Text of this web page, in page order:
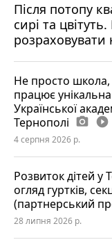
Після потопу
сирі та
розраховувати
Не просто школа,
працює
Української
Тернополі photo_camera play_circle_filled
4 серпня 2026 р.
Розвиток дітей у
огляд гуртків,
(партнерський
28 липня 2026 р.